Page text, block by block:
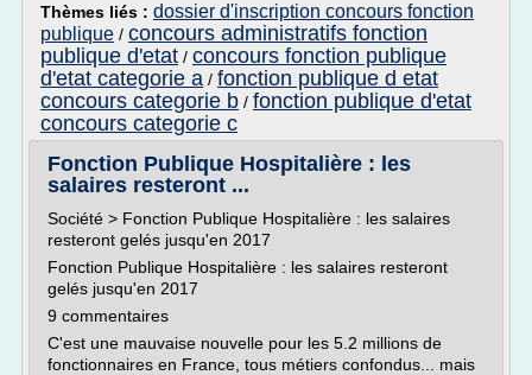
Thèmes liés : dossier d'inscription concours fonction
publique / concours administratifs fonction
publique d'etat / concours fonction publique
d'etat categorie a / fonction publique d etat
concours categorie b / fonction publique d'etat
concours categorie c
Fonction Publique Hospitalière : les
salaires resteront ...
Société > Fonction Publique Hospitalière : les salaires
resteront gelés jusqu'en 2017
Fonction Publique Hospitalière : les salaires resteront
gelés jusqu'en 2017
9 commentaires
C'est une mauvaise nouvelle pour les 5.2 millions de
fonctionnaires en France, tous métiers confondus... mais